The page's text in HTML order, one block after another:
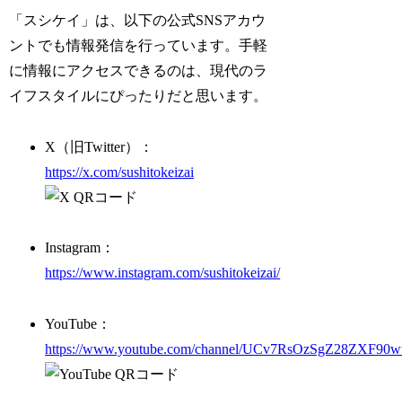
「スシケイ」は、以下の公式SNSアカウ
ントでも情報発信を行っています。手軽
に情報にアクセスできるのは、現代のラ
イフスタイルにぴったりだと思います。
X（旧Twitter）：
https://x.com/sushitokeizai
Instagram：
https://www.instagram.com/sushitokeizai/
YouTube：
https://www.youtube.com/channel/